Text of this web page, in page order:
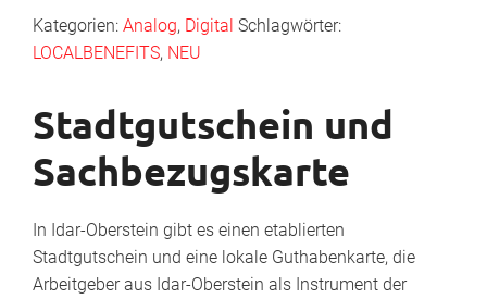
Kategorien: Analog, Digital Schlagwörter:
LOCALBENEFITS, NEU
Stadtgutschein und
Sachbezugskarte
In Idar-Oberstein gibt es einen etablierten
Stadtgutschein und eine lokale Guthabenkarte, die
Arbeitgeber aus Idar-Oberstein als Instrument der